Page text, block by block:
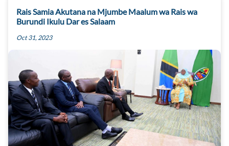
Rais Samia Akutana na Mjumbe Maalum wa Rais wa
Burundi Ikulu Dar es Salaam
Oct 31, 2023